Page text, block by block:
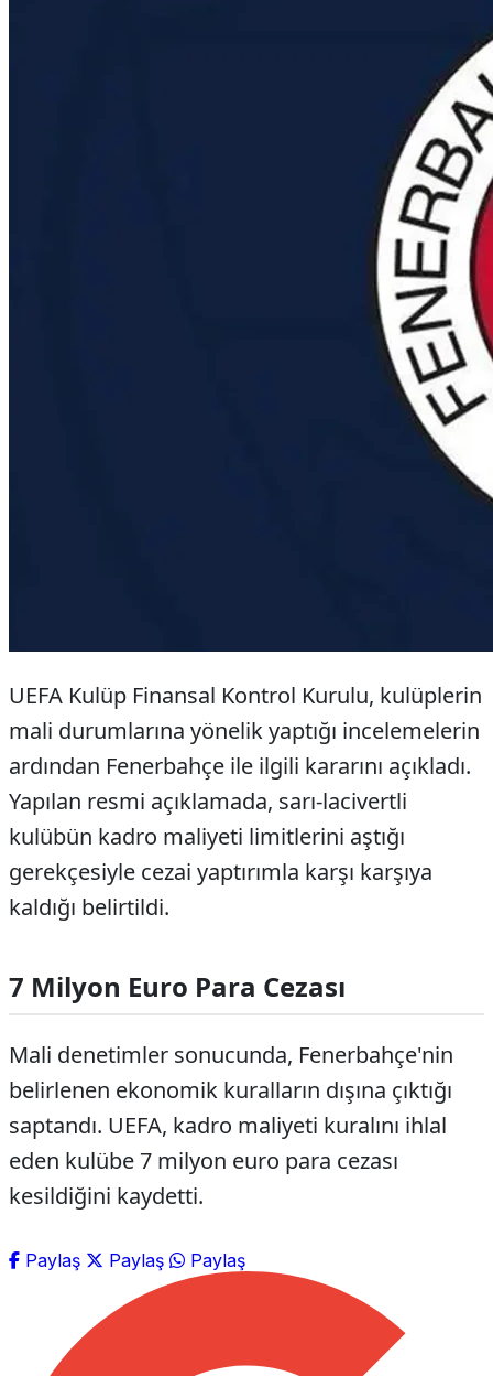
UEFA Kulüp Finansal Kontrol Kurulu, kulüplerin
mali durumlarına yönelik yaptığı incelemelerin
ardından Fenerbahçe ile ilgili kararını açıkladı.
Yapılan resmi açıklamada, sarı-lacivertli
kulübün kadro maliyeti limitlerini aştığı
gerekçesiyle cezai yaptırımla karşı karşıya
kaldığı belirtildi.
7 Milyon Euro Para Cezası
Mali denetimler sonucunda, Fenerbahçe'nin
belirlenen ekonomik kuralların dışına çıktığı
saptandı. UEFA, kadro maliyeti kuralını ihlal
eden kulübe 7 milyon euro para cezası
kesildiğini kaydetti.
Paylaş Paylaş Paylaş